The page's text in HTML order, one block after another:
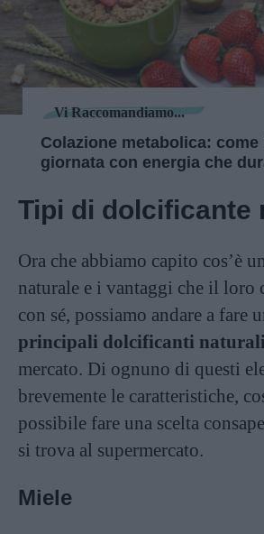
Vi Raccomandiamo...
Colazione metabolica: come
giornata con energia che
Tipi di dolcificante
Ora che abbiamo capito cos’è
naturale e i vantaggi che il loro
con sé, possiamo andare a fare
principali dolcificanti
mercato. Di ognuno di questi
brevemente le caratteristiche,
possibile fare una scelta
si trova al supermercato.
Miele